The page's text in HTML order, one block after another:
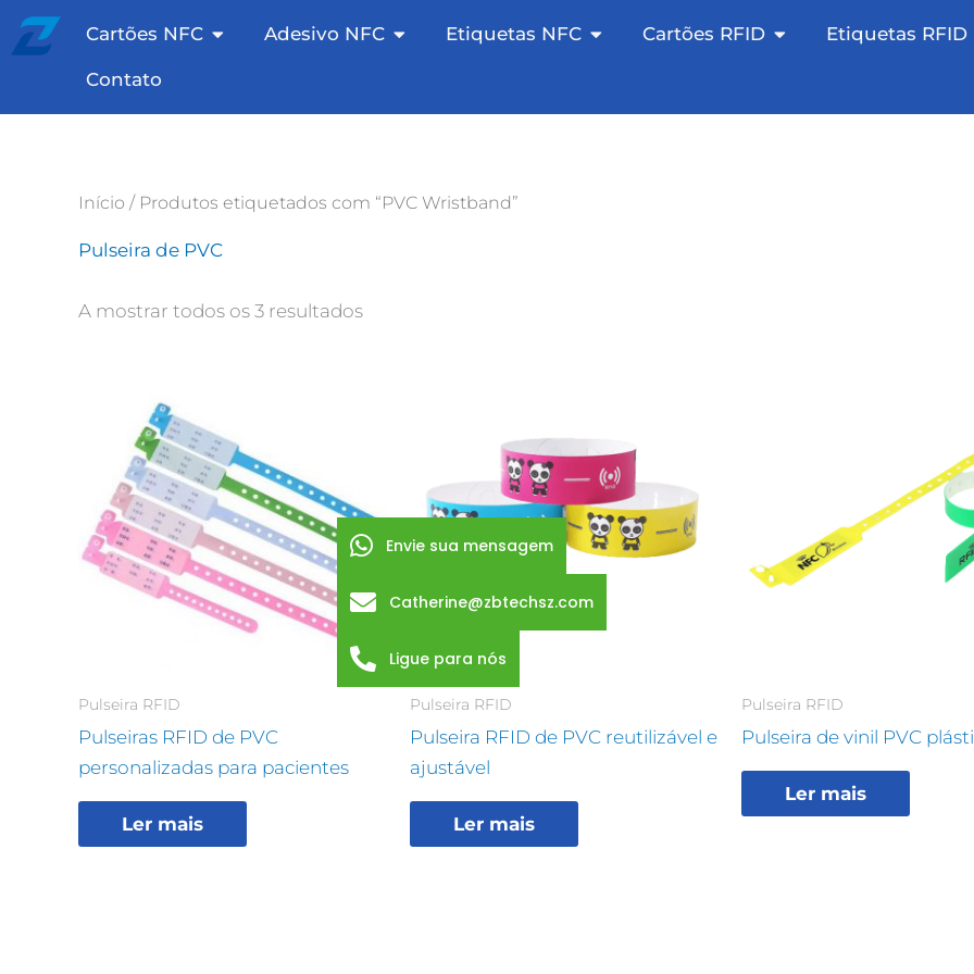
Pular
para
Cartões NFC Otevřete NFC Cards
Adesivo NFC Otevřete NFC Sticker
Etiquetas NFC Otevřete NFC Tags
Cartões RFID Otevřete RFID Cards
Etiquetas RFID
Contato
Início / Produtos etiquetados com “PVC Wristband”
Pulseira de PVC
A mostrar todos os 3 resultados
Pulseira RFID
Pulseiras RFID de PVC
personalizadas para pacientes
Ler mais
Pulseira RFID
Pulseira RFID de PVC reutilizável e
ajustável
Ler mais
Pulseira RFID
Pulseira de vinil PVC
Ler mais
Envie sua mensagem
Catherine@zbtechsz.com
Ligue para nós